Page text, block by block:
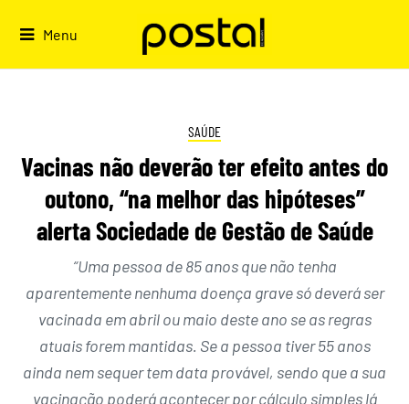
Menu
SAÚDE
Vacinas não deverão ter efeito antes do
outono, “na melhor das hipóteses”
alerta Sociedade de Gestão de Saúde
“Uma pessoa de 85 anos que não tenha
aparentemente nenhuma doença grave só deverá ser
vacinada em abril ou maio deste ano se as regras
atuais forem mantidas. Se a pessoa tiver 55 anos
ainda nem sequer tem data provável, sendo que a sua
vacinação poderá acontecer por cálculo simples lá